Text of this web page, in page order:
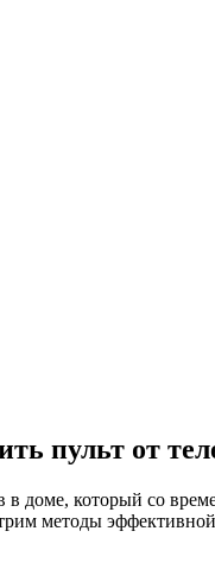
пульт от
доме, который со
методы